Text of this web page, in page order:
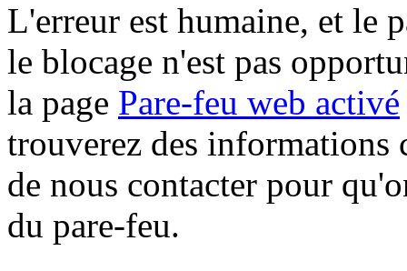
L'erreur est humaine, et le
le blocage n'est pas
la page Pare-feu web activé
trouverez des informations
de nous contacter pour
du pare-feu.